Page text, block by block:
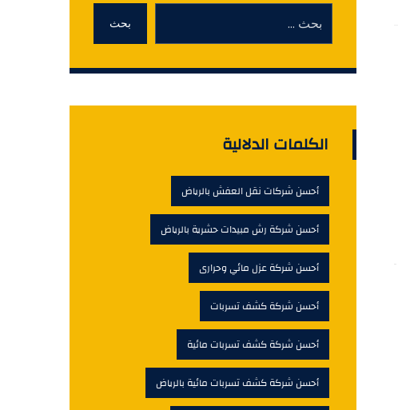
بحث
الكلمات الدلالية
أحسن شركات نقل العفش بالرياض
أحسن شركة رش مبيدات حشرية بالرياض
أحسن شركة عزل مائي وحرارى
أحسن شركة كشف تسربات
أحسن شركة كشف تسربات مائية
أحسن شركة كشف تسربات مائية بالرياض